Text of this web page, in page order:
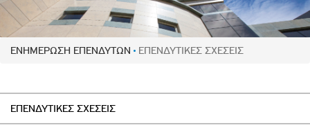
ΕΝΗΜΕΡΩΣΗ ΕΠΕΝΔΥΤΩΝ ΕΠΕΝΔΥΤΙΚΕΣ ΣΧΕΣΕΙΣ
ΕΠΕΝΔΥΤΙΚΕΣ ΣΧΕΣΕΙΣ